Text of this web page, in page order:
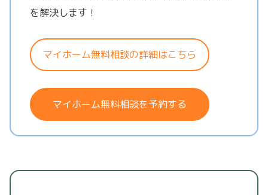
を解決します！
マイホーム無料相談の詳細はこちら
マイホーム無料相談を予約する